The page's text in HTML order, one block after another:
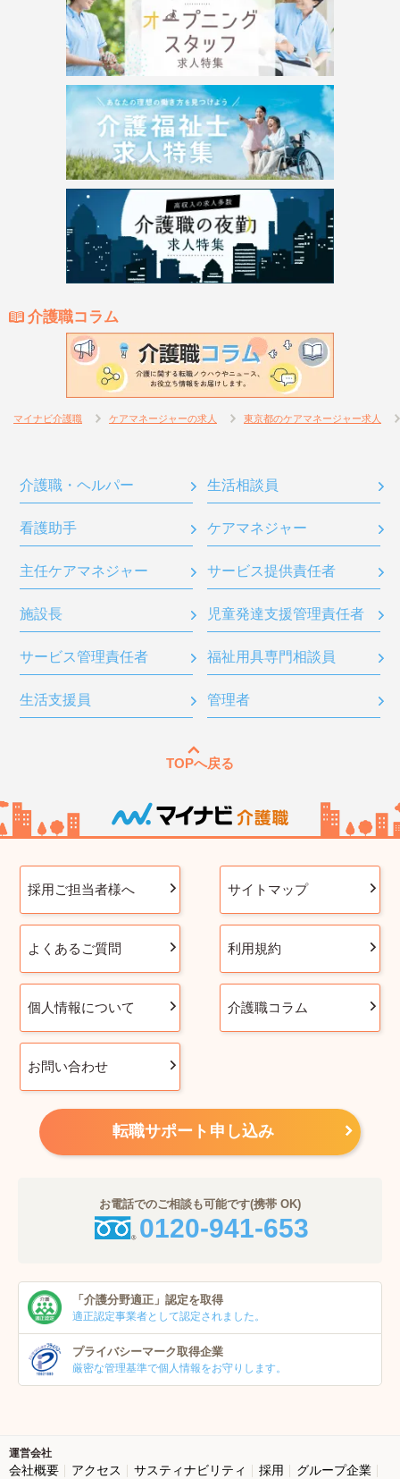
介護職コラム
マイナビ介護職 ケアマネージャーの求人 東京都のケアマネージャー求人
介護職・ヘルパー 生活相談員
看護助手 ケアマネジャー
主任ケアマネジャー サービス提供責任者
施設長 児童発達支援管理責任者
サービス管理責任者 福祉用具専門相談員
生活支援員 管理者
TOPへ戻る
採用ご担当者様へ サイトマップ
よくあるご質問 利用規約
個人情報について 介護職コラム
お問い合わせ
転職サポート申し込み
お電話でのご相談も可能です(携帯 OK)
0120-941-653
「介護分野適正」 認定を取得
適正認定事業者として認定されました。
プライバシーマーク取得企業
厳密な管理基準で個人情報をお守りします。
運営会社
会社概要 アクセス サスティナビリティ 採用 グループ企業